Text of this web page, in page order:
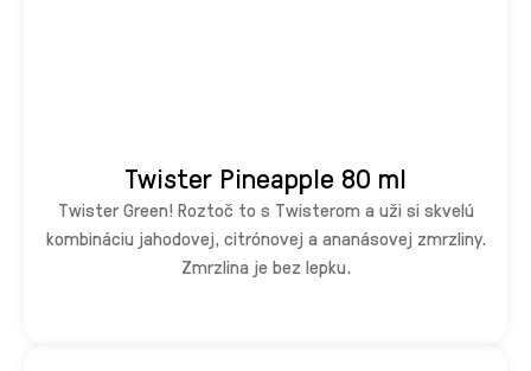
Twister Pineapple 80 ml
Twister Green! Roztoč to s Twisterom a uži si skvelú
kombináciu jahodovej, citrónovej a ananásovej zmrzliny.
Zmrzlina je bez lepku.